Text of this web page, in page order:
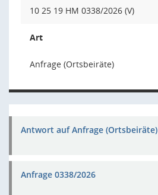
10 25 19 HM 0338/2026 (V)
Art
Anfrage (Ortsbeiräte)
Antwort auf Anfrage (Ortsbeiräte)
Anfrage 0338/2026